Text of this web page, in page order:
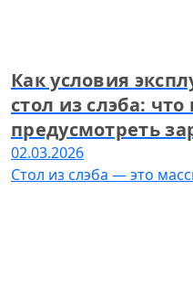
Как условия
стол из слэба:
предусмотреть
02.03.2026
Стол из слэба — это